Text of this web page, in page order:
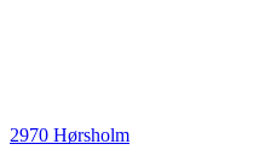
2970 Hørsholm